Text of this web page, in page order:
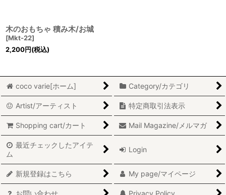
木のおもちゃ 積み木/お城
[Mkt-22]
2,200円(税込)
coco varie[ホーム] Category/カテゴリ
Artist/アーティスト 特定商取引法表示
Shopping cart/カート Mail Magazine/メルマガ
最近チェックしたアイテ
ム
Login
新規登録はこちら My page/マイページ
お問い合わせ Privacy Policy